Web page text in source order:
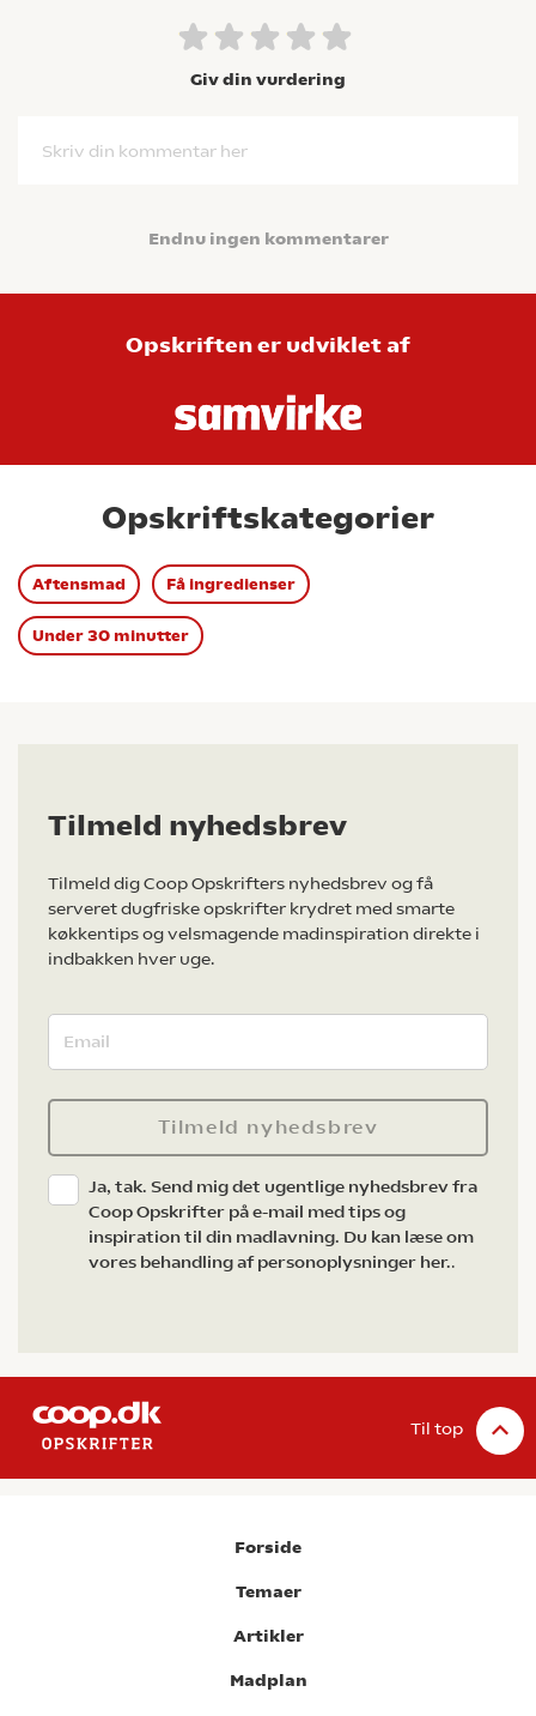
Giv din vurdering
Skriv din kommentar her
Endnu ingen kommentarer
Opskriften er udviklet af
Opskriftskategorier
Aftensmad Få ingredienser
Under 30 minutter
Tilmeld nyhedsbrev
Tilmeld dig Coop Opskrifters nyhedsbrev og få
serveret dugfriske opskrifter krydret med smarte
køkkentips og velsmagende madinspiration direkte i
indbakken hver uge.
Tilmeld nyhedsbrev
Ja, tak. Send mig det ugentlige nyhedsbrev fra
Coop Opskrifter på e-mail med tips og
inspiration til din madlavning. Du kan læse om
vores behandling af personoplysninger her..
Til top
Forside
Temaer
Artikler
Madplan